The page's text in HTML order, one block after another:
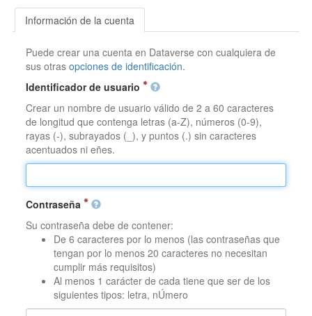
Información de la cuenta
Puede crear una cuenta en Dataverse con cualquiera de
sus otrasopciones de identificación.
Identificador de usuario
Crear un nombre de usuario válido de 2 a 60 caracteres
de longitud que contenga letras (a-Z), números (0-9),
rayas (-), subrayados (_), y puntos (.) sin caracteres
acentuados ni eñes.
Contraseña
Su contraseña debe de contener:
De 6 caracteres por lo menos (las contraseñas que
tengan por lo menos 20 caracteres no necesitan
cumplir más requisitos)
Al menos 1 carácter de cada tiene que ser de los
siguientes tipos: letra, nÚmero